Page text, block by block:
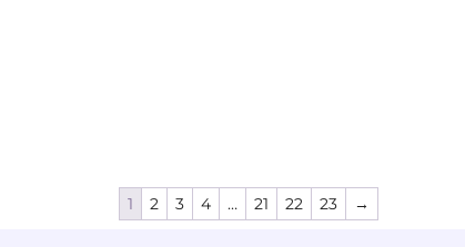
1 2 3 4 … 21 22 23 →